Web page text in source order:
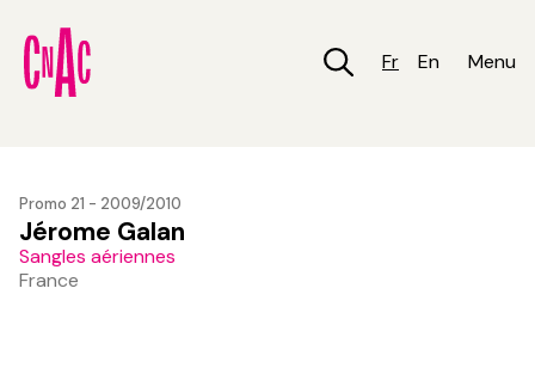
contenu
principal
Fr En Menu
Promo 21 - 2009/2010
Jérome Galan
Sangles aériennes
France